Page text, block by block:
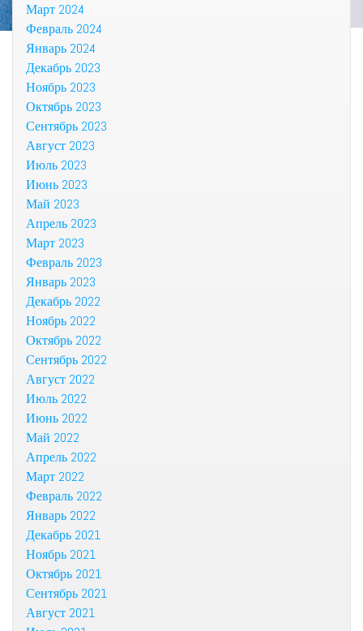
Март 2024
Февраль 2024
Январь 2024
Декабрь 2023
Ноябрь 2023
Октябрь 2023
Сентябрь 2023
Август 2023
Июль 2023
Июнь 2023
Май 2023
Апрель 2023
Март 2023
Февраль 2023
Январь 2023
Декабрь 2022
Ноябрь 2022
Октябрь 2022
Сентябрь 2022
Август 2022
Июль 2022
Июнь 2022
Май 2022
Апрель 2022
Март 2022
Февраль 2022
Январь 2022
Декабрь 2021
Ноябрь 2021
Октябрь 2021
Сентябрь 2021
Август 2021